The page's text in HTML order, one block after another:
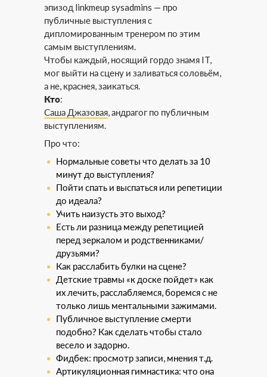
эпизод linkmeup sysadmins — про
публичные выступления с
дипломированным тренером по этим
самым выступлениям.
Чтобы каждый, носящий гордо знамя IT,
мог выйти на сцену и заливаться соловьём,
а не, краснея, заикаться.
Кто:
Саша Джазовая, андрагог по публичным
выступлениям.
Про что:
Нормальные советы что делать за 10
минут до выступления?
Пойти спать и выспаться или репетиции
до идеала?
Учить наизусть это выход?
Есть ли разница между репетицией
перед зеркалом и родственниками/
друзьями?
Как расслабить булки на сцене?
Детские травмы «к доске пойдет» как
их лечить, расслабляемся, боремся с не
только лишь ментальными зажимами.
Публичное выступление смерти
подобно? Как сделать чтобы стало
весело и задорно.
Фидбек: просмотр записи, мнения т.д.
Артикуляционная гимнастика: что она